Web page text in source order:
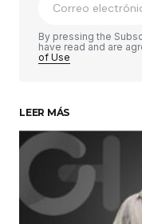
Comentario *
Su nombre*
Tu correo
By pressing the
have read and are
of Use
LEER MÁS